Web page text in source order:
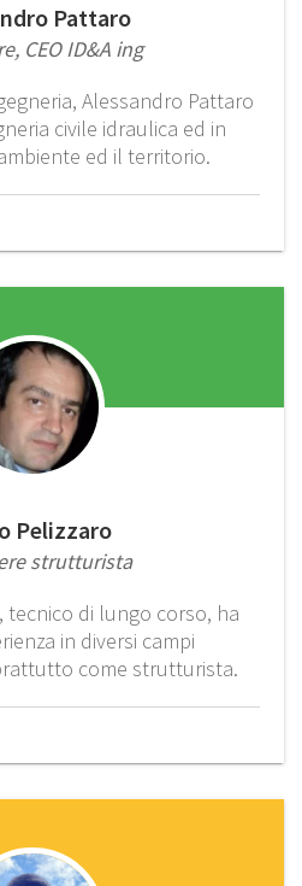
Pattaro
CEO ID&A ing
Alessandro Pattaro
civile idraulica ed in
ed il territorio.
Pelizzaro
strutturista
tecnico di lungo corso, ha
in diversi campi
come strutturista.